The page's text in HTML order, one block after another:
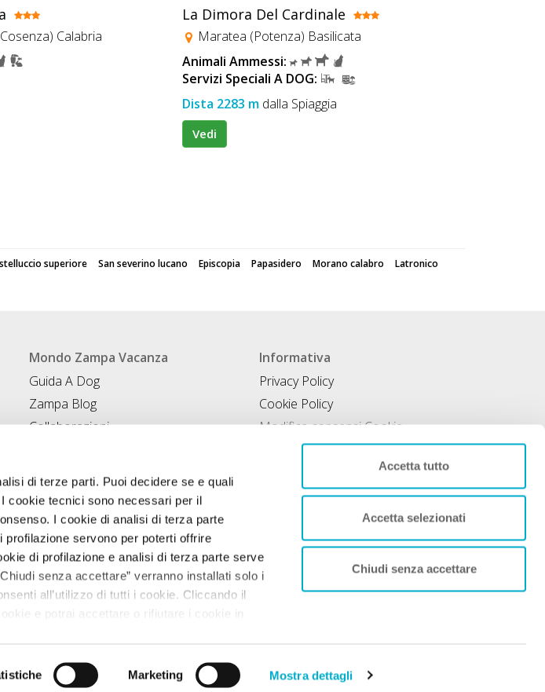
di terze parti. Puoi decidere se e quali
cookie tecnici sono necessari per il
I cookie di analisi di terza parte
servono per poterti offrire
di profilazione e analisi di terza parte serve
senza accettare” verranno installati solo i
all’utilizzo di tutti i cookie. Cliccando il
e potrai accettare o rifiutare i cookie in
Marketing Mostra dettagli
Accetta tutto
Accetta selezionati
Chiudi senza accettare
Calabria
La Dimora Del Cardinale
Maratea (Potenza) Basilicata
Animali Ammessi:
Servizi Speciali A DOG:
Dista 2283 m dalla Spiaggia
Vedi
superiore San severino lucano Episcopia Papasidero Morano calabro
Latronico
Mondo Zampa Vacanza
Guida A Dog
Zampa Blog
Collaborazioni
Informativa
Privacy Policy
Cookie Policy
Modifica consensi Cookie
Condizioni di utilizzo
Contratto di inclusione
da T&RB//GROUP